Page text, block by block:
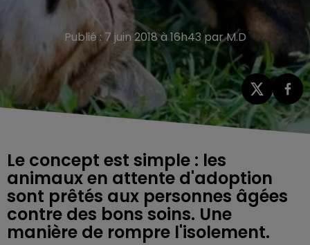
Publié : 7 juin 2018 à 16h43 par M.D
Le concept est simple : les
animaux en attente d'adoption
sont prêtés aux personnes âgées
contre des bons soins. Une
manière de rompre l'isolement.